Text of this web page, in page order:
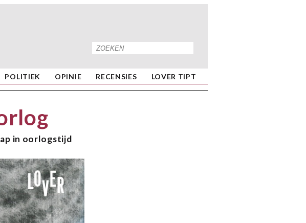
POLITIEK OPINIE RECENSIES LOVER TIPT
in oorlogstijd